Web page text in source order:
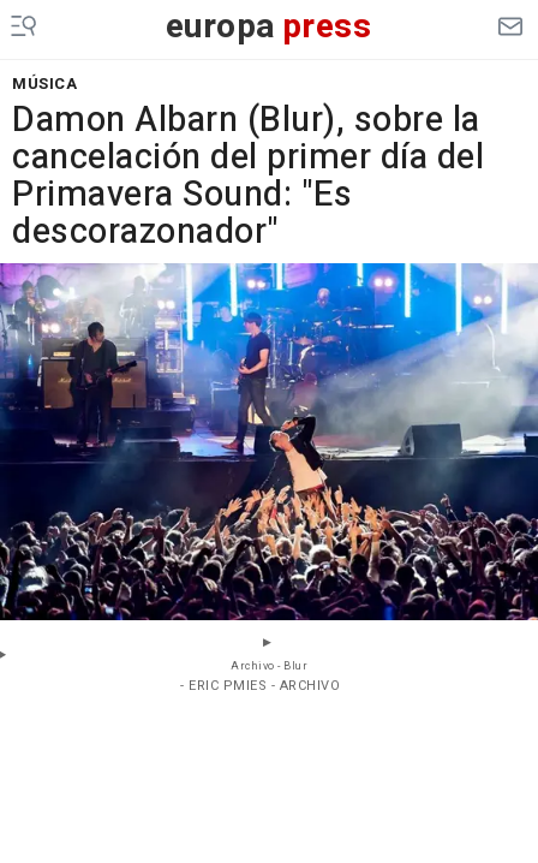
europa press
MÚSICA
Damon Albarn (Blur), sobre la
cancelación del primer día del
Primavera Sound: "Es
descorazonador"
Archivo - Blur
- ERIC PMIES - ARCHIVO